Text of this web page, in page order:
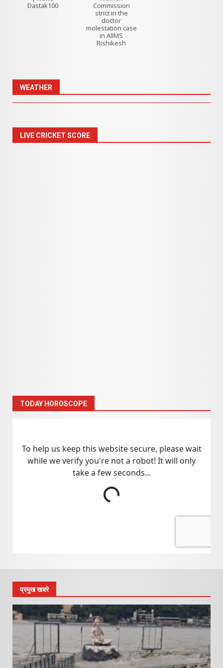
Dastak100
Commission
strict in the
doctor
molestation case
in AIIMS
Rishikesh
WEATHER
LIVE CRICKET SCORE
TODAY HOROSCOPE
प्रमुख खबरे